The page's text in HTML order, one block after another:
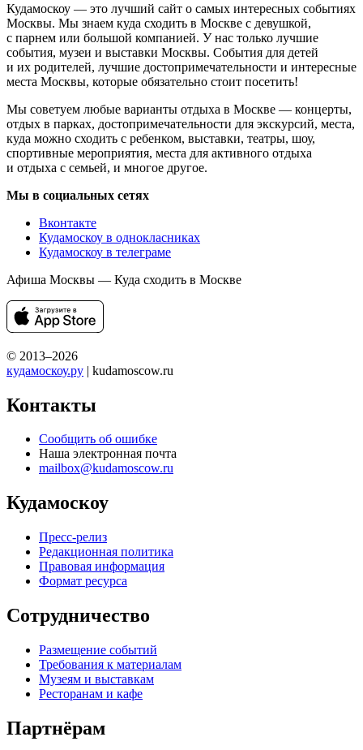
Кудамоскоу — это лучший сайт о самых интересных событиях
Москвы. Мы знаем куда сходить в Москве с девушкой,
с парнем или большой компанией. У нас только лучшие
события, музеи и выставки Москвы. События для детей
и их родителей, лучшие достопримечательности и интересные
места Москвы, которые обязательно стоит посетить!
Мы советуем любые варианты отдыха в Москве — концерты,
отдых в парках, достопримечательности для экскурсий, места,
куда можно сходить с ребенком, выставки, театры, шоу,
спортивные мероприятия, места для активного отдыха
и отдыха с семьей, и многое другое.
Мы в социальных сетях
Вконтакте
Кудамоскоу в однокласниках
Кудамоскоу в телеграме
Афиша Москвы — Куда сходить в Москве
© 2013–2026
кудамоскоу.ру | kudamoscow.ru
Контакты
Сообщить об ошибке
Наша электронная почта
mailbox@kudamoscow.ru
Кудамоскоу
Пресс-релиз
Редакционная политика
Правовая информация
Формат ресурса
Сотрудничество
Размещение событий
Требования к материалам
Музеям и выставкам
Ресторанам и кафе
Партнёрам